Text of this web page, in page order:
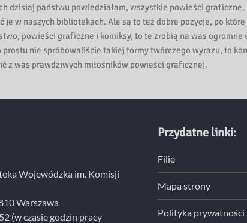
dzisiaj państwu powiedziałam, wszystkie powieści
je w naszych bibliotekach. Ale są to też dobre pozycje, po
powieści graficzne i komiksy, to te zrobią na was
prostu nie spróbowaliście takiej formy twórczego wyrazu, to
z was prawdziwych miłośników powieści graficznej.
Wojewódzka im. Komisji
Warszawa
(w czasie godzin pracy
Przydatne linki:
Filie
Mapa strony
Polityka prywatności